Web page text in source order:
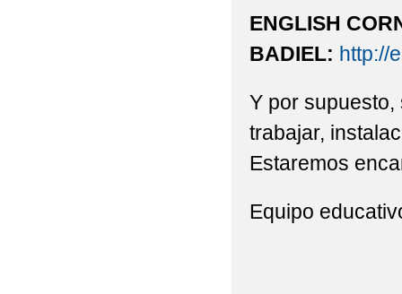
ENGLISH
BADIEL: http://
Y por
trabajar,
Estaremos
Equipo